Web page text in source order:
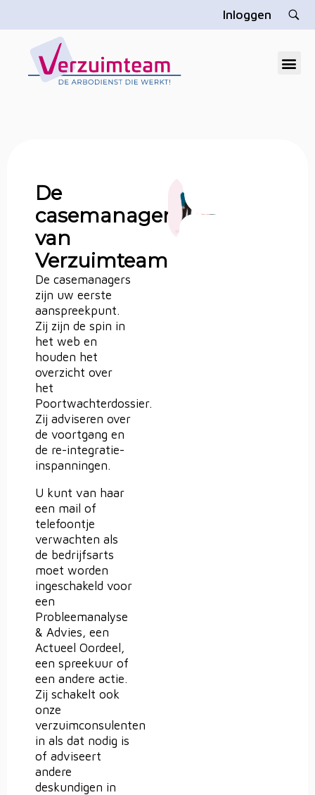
Inloggen
De
casemanagers
van
Verzuimteam
De casemanagers
zijn uw eerste
aanspreekpunt.
Zij zijn de spin in
het web en
houden het
overzicht over
het
Poortwachterdossier.
Zij adviseren over
de voortgang en
de re-integratie-
inspanningen.
U kunt van haar
een mail of
telefoontje
verwachten als
de bedrijfsarts
moet worden
ingeschakeld voor
een
Probleemanalyse
& Advies, een
Actueel Oordeel,
een spreekuur of
een andere actie.
Zij schakelt ook
onze
verzuimconsulenten
in als dat nodig is
of adviseert
andere
deskundigen in